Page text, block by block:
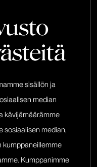
sisällön ja
median
kävijämäärämme
sosiaalisen median,
kumppaneillemme
Kumppanimme
vain
aktiiviseen
olevan sisällön
ylioptimoimiseen
ja
laadun sijaan.
sodi tekoälyä
aiheuttamaa